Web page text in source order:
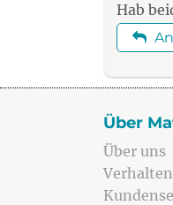
Hab
Über
Über uns